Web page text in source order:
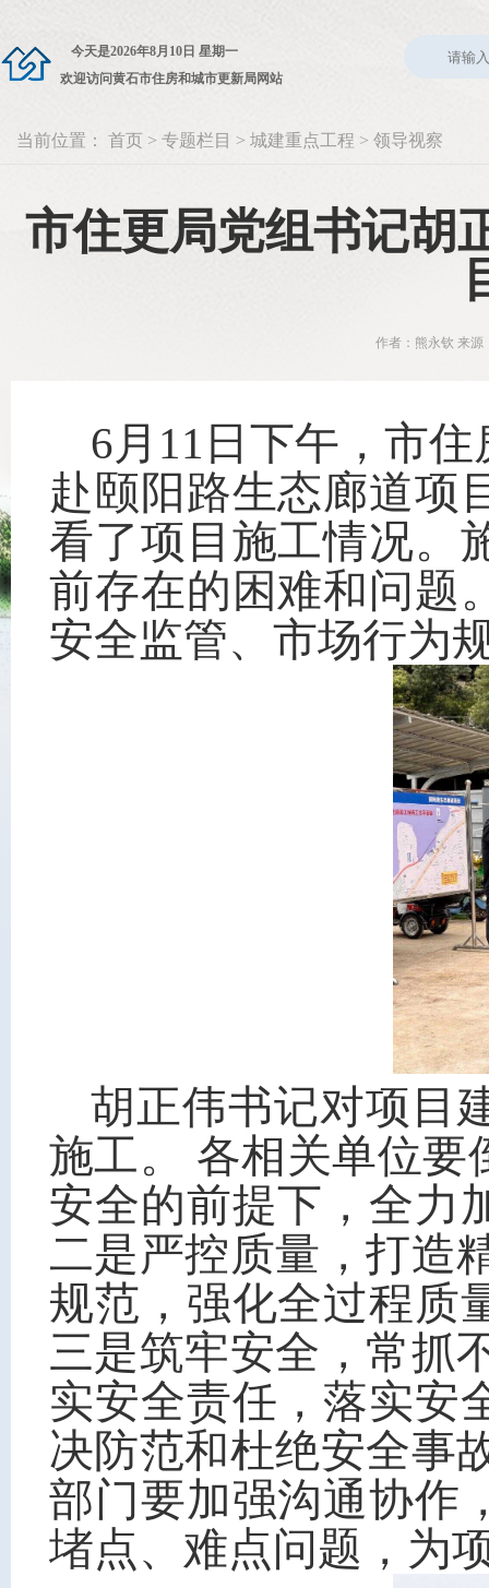
今天是2026年8月10日 星期一
欢迎访问黄石市住房和城市更新局网站
当前位置： 首页 > 专题栏目 > 城建重点工程 > 领导视察
市住更局党组书记胡
作者：熊永钦 来
6月11日下午，市
赴颐阳路生态廊道项
看了项目施工情况。
前存在的困难和问题
安全监管、市场行为
胡正伟书记对项目
施工。 各相关单位要
安全的前提下，全力
二是严控质量，打造
规范，强化全过程质
三是筑牢安全，常抓
实安全责任，落实安
决防范和杜绝安全事
部门要加强沟通协作
堵点、难点问题，为